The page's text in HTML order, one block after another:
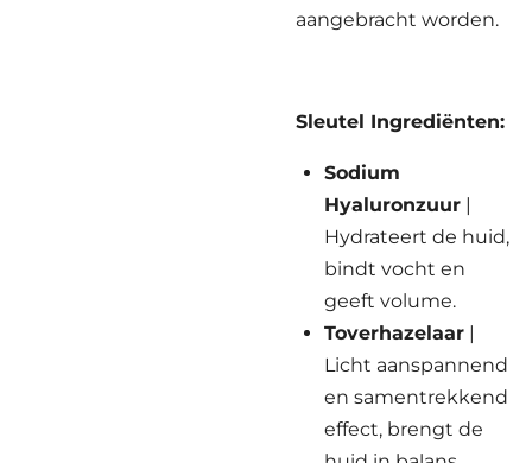
aangebracht worden.
Sleutel Ingrediënten:
Sodium
Hyaluronzuur |
Hydrateert de huid,
bindt vocht en
geeft volume.
Toverhazelaar |
Licht aanspannend
en samentrekkend
effect, brengt de